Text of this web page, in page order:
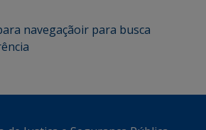
navegaçãoir para busca